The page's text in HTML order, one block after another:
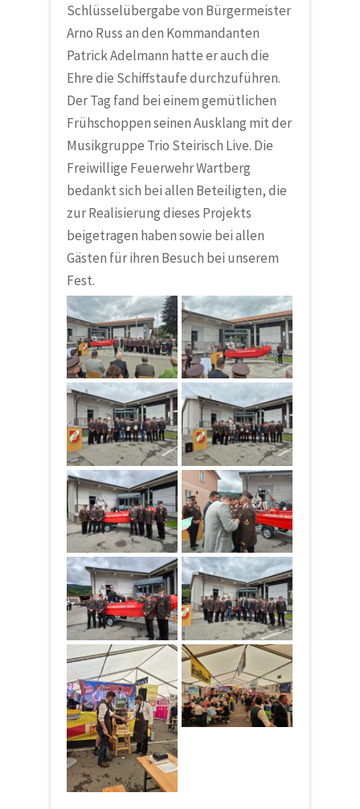
Schlüsselübergabe von Bürgermeister
Arno Russ an den Kommandanten
Patrick Adelmann hatte er auch die
Ehre die Schiffstaufe durchzuführen.
Der Tag fand bei einem gemütlichen
Frühschoppen seinen Ausklang mit der
Musikgruppe Trio Steirisch Live. Die
Freiwillige Feuerwehr Wartberg
bedankt sich bei allen Beteiligten, die
zur Realisierung dieses Projekts
beigetragen haben sowie bei allen
Gästen für ihren Besuch bei unserem
Fest.